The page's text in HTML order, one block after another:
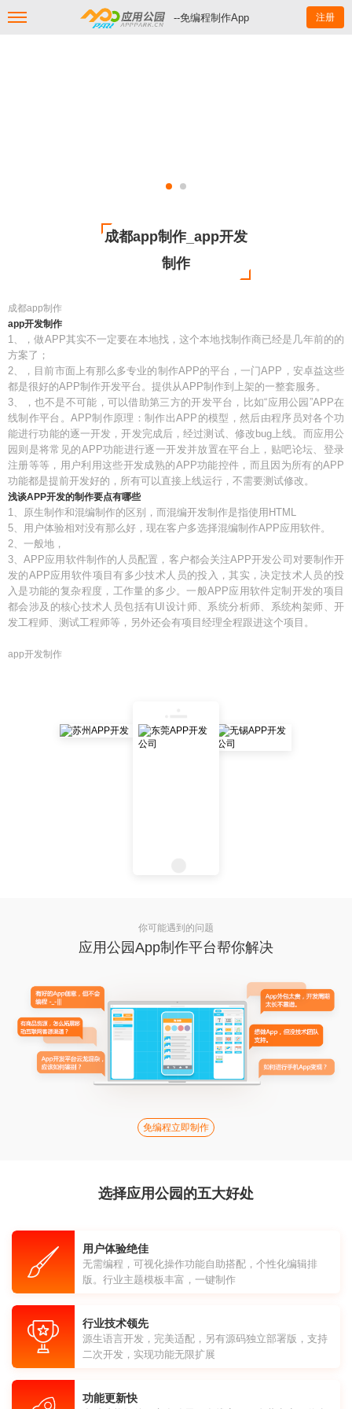
--免编程制作App 注册
成都app制作_app开发
制作
成都app制作
app开发制作
1、，做APP其实不一定要在本地找，这个本地找制作商已经是几年前的的
方案了；
2、，目前市面上有那么多专业的制作APP的平台，一门APP，安卓益这些
都是很好的APP制作开发平台。提供从APP制作到上架的一整套服务。
3、，也不是不可能，可以借助第三方的开发平台，比如“应用公园”APP在
线制作平台。APP制作原理：制作出APP的模型，然后由程序员对各个功
能进行功能的逐一开发，开发完成后，经过测试、修改bug上线。而应用公
园则是将常见的APP功能进行逐一开发并放置在平台上，贴吧论坛、登录
注册等等，用户利用这些开发成熟的APP功能控件，而且因为所有的APP
功能都是提前开发好的，所有可以直接上线运行，不需要测试修改。
浅谈APP开发的制作要点有哪些
1、原生制作和混编制作的区别，而混编开发制作是指使用HTML
5、用户体验相对没有那么好，现在客户多选择混编制作APP应用软件。
2、一般地，
3、APP应用软件制作的人员配置，客户都会关注APP开发公司对要制作开
发的APP应用软件项目有多少技术人员的投入，其实，决定技术人员的投
入是功能的复杂程度，工作量的多少。一般APP应用软件定制开发的项目
都会涉及的核心技术人员包括有UI设计师、系统分析师、系统构架师、开
发工程师、测试工程师等，另外还会有项目经理全程跟进这个项目。
app开发制作
你可能遇到的问题
应用公园App制作平台帮你解决
免编程立即制作
选择应用公园的五大好处
用户体验绝佳
无需编程，可视化操作功能自助搭配，个性化编辑排
版。行业主题模板丰富，一键制作
行业技术领先
源生语言开发，完美适配，另有源码独立部署版，支持
二次开发，实现功能无限扩展
功能更新快